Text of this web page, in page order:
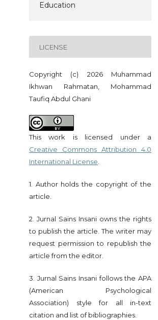
Education
LICENSE
Copyright (c) 2026 Muhammad
Ikhwan Rahmatan, Mohammad
Taufiq Abdul Ghani
This work is licensed under a
Creative Commons Attribution 4.0
International License
1. Author holds the copyright of the
article.
2. Jurnal Sains Insani owns the rights
to publish the article. The writer may
request permission to republish the
article from the editor.
3. Jurnal Sains Insani follows the APA
(American Psychological
Association) style for all in-text
citation and list of bibliographies.